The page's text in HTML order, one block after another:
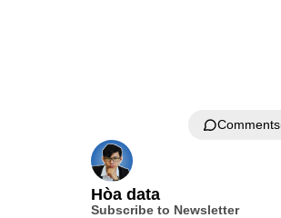
Comments
Hòa data
Subscribe to Newsletter